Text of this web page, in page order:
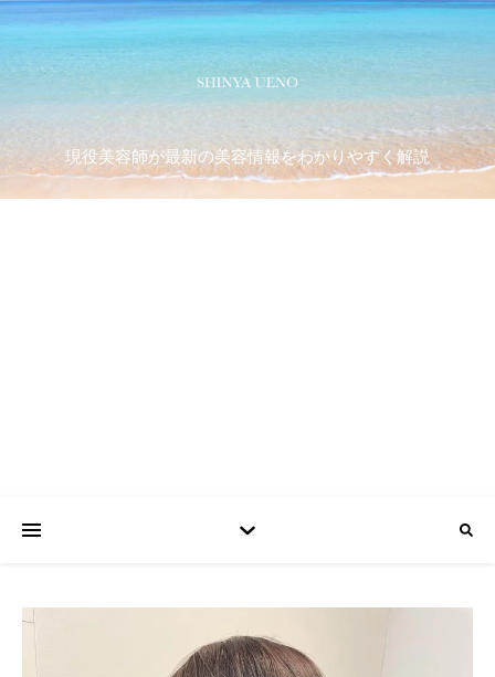
現役美容師が最新の美容情報をわかりやすく解説